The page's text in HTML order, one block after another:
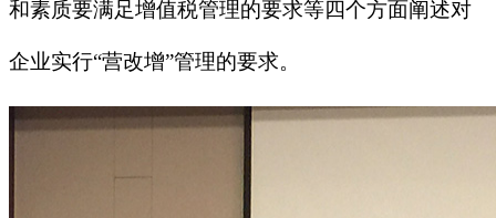
和素质要满足增值税管理的要求等四个方面阐述对
企业实行“营改增”管理的要求。